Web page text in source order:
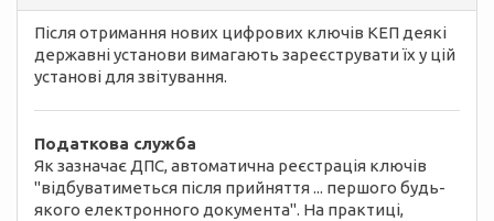
Після отримання нових цифрових ключів КЕП деякі
державні установи вимагають зареєструвати їх у цій
установі для звітування.
Податкова служба
Як зазначає ДПС, автоматична реєстрація ключів
"відбуватиметься після прийняття ... першого будь-
якого електронного документа". На практиці,